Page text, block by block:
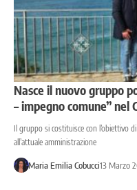
Nasce il nuovo gruppo
– impegno comune” nel
Il gruppo si costituisce con l’obiettivo
all’attuale amministrazione
Maria Emilia Cobucci13 Marzo